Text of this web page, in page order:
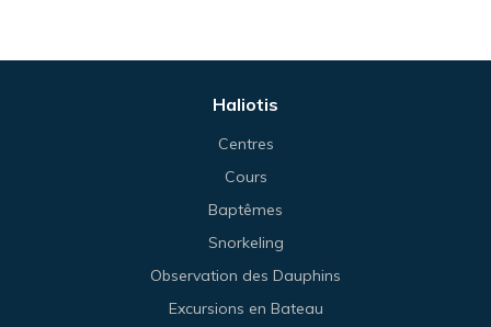
Haliotis
Centres
Cours
Baptêmes
Snorkeling
Observation des Dauphins
Excursions en Bateau